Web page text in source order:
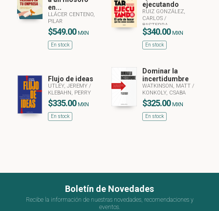
en...
LLÁCER CENTENO,
PILAR
$549.00 MXN
En stock
ejecutando
RUIZ GONZÁLEZ,
CARLOS/
BASTERRA,
ALEJANDRO
$340.00 MXN
En stock
Flujo de ideas
UTLEY, JEREMY/
KLEBAHN, PERRY
$335.00 MXN
En stock
Dominar la
incertidumbre
WATKINSON, MATT/
KONKOLY, CSABA
$325.00 MXN
En stock
Boletín de Novedades
Recibe la información de nuestras novedades, recomendaciones y
eventos.